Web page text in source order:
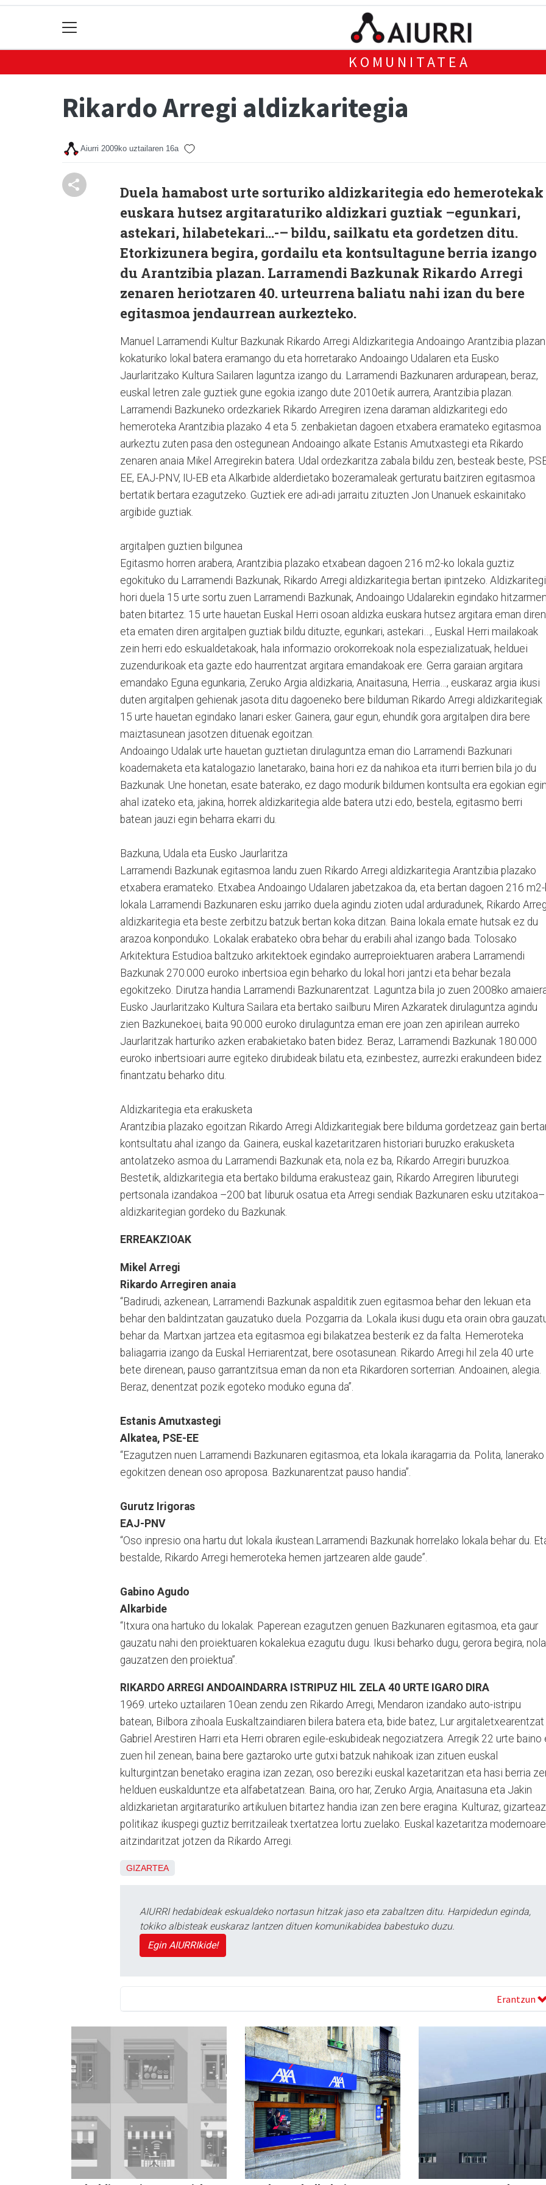
KOMUNITATEA
Rikardo Arregi aldizkaritegia
Aiurri 2009ko uztailaren 16a
Duela hamabost urte sorturiko aldizkaritegia edo hemerotekak
euskara hutsez argitaraturiko aldizkari guztiak –egunkari,
astekari, hilabetekari…-– bildu, sailkatu eta gordetzen ditu.
Etorkizunera begira, gordailu eta kontsultagune berria izango
du Arantzibia plazan. Larramendi Bazkunak Rikardo Arregi
zenaren heriotzaren 40. urteurrena baliatu nahi izan du bere
egitasmoa jendaurrean aurkezteko.
Manuel Larramendi Kultur Bazkunak Rikardo Arregi Aldizkaritegia Andoaingo Arantzibia plazan
kokaturiko lokal batera eramango du eta horretarako Andoaingo Udalaren eta Eusko
Jaurlaritzako Kultura Sailaren laguntza izango du. Larramendi Bazkunaren ardurapean, beraz,
euskal letren zale guztiek gune egokia izango dute 2010etik aurrera, Arantzibia plazan.
Larramendi Bazkuneko ordezkariek Rikardo Arregiren izena daraman aldizkaritegi edo
hemeroteka Arantzibia plazako 4 eta 5. zenbakietan dagoen etxabera eramateko egitasmoa
aurkeztu zuten pasa den ostegunean Andoaingo alkate Estanis Amutxastegi eta Rikardo
zenaren anaia Mikel Arregirekin batera. Udal ordezkaritza zabala bildu zen, besteak beste,
EE, EAJ-PNV, IU-EB eta Alkarbide alderdietako bozeramaleak gerturatu baitziren egitasmoa
bertatik bertara ezagutzeko. Guztiek ere adi-adi jarraitu zituzten Jon Unanuek eskainitako
argibide guztiak.
argitalpen guztien bilgunea
Egitasmo horren arabera, Arantzibia plazako etxabean dagoen 216 m2-ko lokala guztiz
egokituko du Larramendi Bazkunak, Rikardo Arregi aldizkaritegia bertan ipintzeko. Aldizkaritegi
hori duela 15 urte sortu zuen Larramendi Bazkunak, Andoaingo Udalarekin egindako
baten bitartez. 15 urte hauetan Euskal Herri osoan aldizka euskara hutsez argitara eman diren
eta ematen diren argitalpen guztiak bildu dituzte, egunkari, astekari…, Euskal Herri mailakoak
zein herri edo eskualdetakoak, hala informazio orokorrekoak nola espezializatuak, helduei
zuzendurikoak eta gazte edo haurrentzat argitara emandakoak ere. Gerra garaian argitara
emandako Eguna egunkaria, Zeruko Argia aldizkaria, Anaitasuna, Herria…, euskaraz argia ikusi
duten argitalpen gehienak jasota ditu dagoeneko bere bilduman Rikardo Arregi aldizkaritegiak
15 urte hauetan egindako lanari esker. Gainera, gaur egun, ehundik gora argitalpen dira bere
maiztasunean jasotzen dituenak egoitzan.
Andoaingo Udalak urte hauetan guztietan dirulaguntza eman dio Larramendi Bazkunari
koadernaketa eta katalogazio lanetarako, baina hori ez da nahikoa eta iturri berrien bila jo du
Bazkunak. Une honetan, esate baterako, ez dago modurik bildumen kontsulta era egokian
ahal izateko eta, jakina, horrek aldizkaritegia alde batera utzi edo, bestela, egitasmo berri
batean jauzi egin beharra ekarri du.
Bazkuna, Udala eta Eusko Jaurlaritza
Larramendi Bazkunak egitasmoa landu zuen Rikardo Arregi aldizkaritegia Arantzibia plazako
etxabera eramateko. Etxabea Andoaingo Udalaren jabetzakoa da, eta bertan dagoen 216
lokala Larramendi Bazkunaren esku jarriko duela agindu zioten udal arduradunek, Rikardo
aldizkaritegia eta beste zerbitzu batzuk bertan koka ditzan. Baina lokala emate hutsak ez du
arazoa konponduko. Lokalak erabateko obra behar du erabili ahal izango bada. Tolosako
Arkitektura Estudioa baltzuko arkitektoek egindako aurreproiektuaren arabera Larramendi
Bazkunak 270.000 euroko inbertsioa egin beharko du lokal hori jantzi eta behar bezala
egokitzeko. Dirutza handia Larramendi Bazkunarentzat. Laguntza bila jo zuen 2008ko
Eusko Jaurlaritzako Kultura Sailara eta bertako sailburu Miren Azkaratek dirulaguntza agindu
zien Bazkunekoei, baita 90.000 euroko dirulaguntza eman ere joan zen apirilean aurreko
Jaurlaritzak harturiko azken erabakietako baten bidez. Beraz, Larramendi Bazkunak 180.000
euroko inbertsioari aurre egiteko dirubideak bilatu eta, ezinbestez, aurrezki erakundeen bidez
finantzatu beharko ditu.
Aldizkaritegia eta erakusketa
Arantzibia plazako egoitzan Rikardo Arregi Aldizkaritegiak bere bilduma gordetzeaz gain
kontsultatu ahal izango da. Gainera, euskal kazetaritzaren historiari buruzko erakusketa
antolatzeko asmoa du Larramendi Bazkunak eta, nola ez ba, Rikardo Arregiri buruzkoa.
Bestetik, aldizkaritegia eta bertako bilduma erakusteaz gain, Rikardo Arregiren liburutegi
pertsonala izandakoa –200 bat liburuk osatua eta Arregi sendiak Bazkunaren esku utzitakoa–
aldizkaritegian gordeko du Bazkunak.
ERREAKZIOAK
Mikel Arregi
Rikardo Arregiren anaia
“Badirudi, azkenean, Larramendi Bazkunak aspalditik zuen egitasmoa behar den lekuan eta
behar den baldintzatan gauzatuko duela. Pozgarria da. Lokala ikusi dugu eta orain obra
behar da. Martxan jartzea eta egitasmoa egi bilakatzea besterik ez da falta. Hemeroteka
baliagarria izango da Euskal Herriarentzat, bere osotasunean. Rikardo Arregi hil zela 40 urte
bete direnean, pauso garrantzitsua eman da non eta Rikardoren sorterrian. Andoainen, alegia.
Beraz, denentzat pozik egoteko moduko eguna da”.
Estanis Amutxastegi
Alkatea, PSE-EE
“Ezagutzen nuen Larramendi Bazkunaren egitasmoa, eta lokala ikaragarria da. Polita, lanerako
egokitzen denean oso aproposa. Bazkunarentzat pauso handia”.
Gurutz Irigoras
EAJ-PNV
“Oso inpresio ona hartu dut lokala ikustean.Larramendi Bazkunak horrelako lokala behar du.
bestalde, Rikardo Arregi hemeroteka hemen jartzearen alde gaude”.
Gabino Agudo
Alkarbide
“Itxura ona hartuko du lokalak. Paperean ezagutzen genuen Bazkunaren egitasmoa, eta gaur
gauzatu nahi den proiektuaren kokalekua ezagutu dugu. Ikusi beharko dugu, gerora begira, nola
gauzatzen den proiektua”.
RIKARDO ARREGI ANDOAINDARRA ISTRIPUZ HIL ZELA 40 URTE IGARO DIRA
1969. urteko uztailaren 10ean zendu zen Rikardo Arregi, Mendaron izandako auto-istripu
batean, Bilbora zihoala Euskaltzaindiaren bilera batera eta, bide batez, Lur argitaletxearentzat
Gabriel Arestiren Harri eta Herri obraren egile-eskubideak negoziatzera. Arregik 22 urte baino
zuen hil zenean, baina bere gaztaroko urte gutxi batzuk nahikoak izan zituen euskal
kulturgintzan benetako eragina izan zezan, oso bereziki euskal kazetaritzan eta hasi berria
helduen euskalduntze eta alfabetatzean. Baina, oro har, Zeruko Argia, Anaitasuna eta Jakin
aldizkarietan argitaraturiko artikuluen bitartez handia izan zen bere eragina. Kulturaz,
politikaz ikuspegi guztiz berritzaileak txertatzea lortu zuelako. Euskal kazetaritza
aitzindaritzat jotzen da Rikardo Arregi.
GIZARTEA
AIURRI hedabideak eskualdeko nortasun hitzak jaso eta zabaltzen ditu. Harpidedun eginda,
tokiko albisteak euskaraz lantzen dituen komunikabidea babestuko duzu.
Egin AIURRIkide!
Erantzun